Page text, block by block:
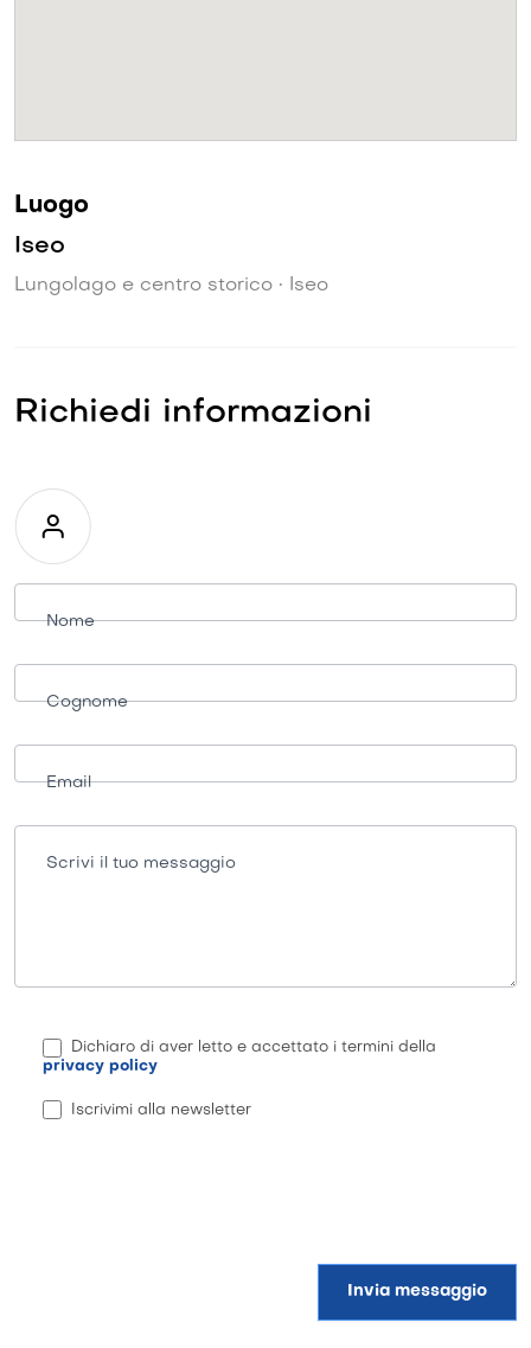
Luogo
Iseo
Lungolago e centro storico • Iseo
Richiedi informazioni
Richiesta
informazioni
Nome
Cognome
Email
Scrivi il tuo messaggio
Dichiaro di aver letto e accettato i termini della
privacy policy
Iscrivimi alla newsletter
Invia messaggio